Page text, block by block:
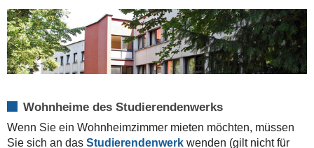
Wohnheime des Studierendenwerks
Wenn Sie ein Wohnheimzimmer mieten möchten, müssen
Sie sich an das Studierendenwerk wenden (gilt nicht für